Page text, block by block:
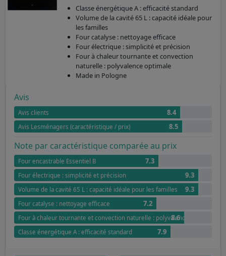
Classe énergétique A : efficacité standard
Volume de la cavité 65 L : capacité idéale pour
les familles
Four catalyse : nettoyage efficace
Four électrique : simplicité et précision
Four à chaleur tournante et convection
naturelle : polyvalence optimale
Made in Pologne
Avis
Avis clients 8.4
Avis Lesménagers (caractéristique / prix) 8.5
Note par caractéristique comparée au prix
Four encastrable Essentiel B 7.3
Four électrique : simplicité et précision 9.3
Volume de la cavité 65 L : capacité idéale pour les familles 9.3
Four catalyse : nettoyage efficace 7.2
Four à chaleur tournante et convection naturelle : polyvalence optimale
8.6
Classe énergétique A : efficacité standard 7.9